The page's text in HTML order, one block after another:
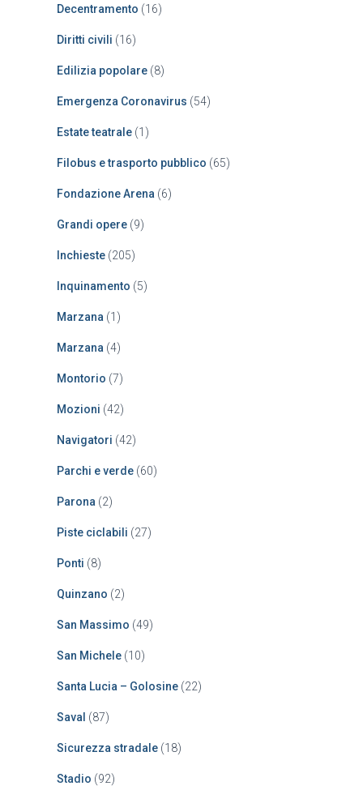
Decentramento (16)
Diritti civili (16)
Edilizia popolare (8)
Emergenza Coronavirus (54)
Estate teatrale (1)
Filobus e trasporto pubblico (65)
Fondazione Arena (6)
Grandi opere (9)
Inchieste (205)
Inquinamento (5)
Marzana (1)
Marzana (4)
Montorio (7)
Mozioni (42)
Navigatori (42)
Parchi e verde (60)
Parona (2)
Piste ciclabili (27)
Ponti (8)
Quinzano (2)
San Massimo (49)
San Michele (10)
Santa Lucia – Golosine (22)
Saval (87)
Sicurezza stradale (18)
Stadio (92)